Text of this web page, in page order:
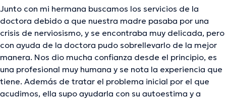
Junto con mi hermana buscamos los servicios de la
doctora debido a que nuestra madre pasaba por una
crisis de nerviosismo, y se encontraba muy delicada, pero
con ayuda de la doctora pudo sobrellevarlo de la mejor
manera. Nos dio mucha confianza desde el principio, es
una profesional muy humana y se nota la experiencia que
tiene. Además de tratar el problema inicial por el que
acudimos, ella supo ayudarla con su autoestima y a